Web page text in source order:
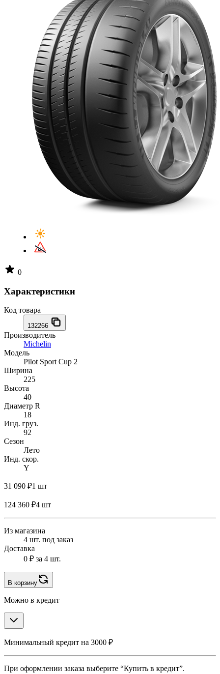
0
Характеристики
Код товара
132266
Производитель
Michelin
Модель
Pilot Sport Cup 2
Ширина
225
Высота
40
Диаметр R
18
Инд. груз.
92
Сезон
Лето
Инд. скор.
Y
31 090 ₽1 шт
124 360 ₽4 шт
Из магазина
4 шт. под заказ
Доставка
0 ₽ за 4 шт.
В корзину
Можно в кредит
Минимальный кредит на 3000 ₽
При оформлении заказа выберите “Купить в кредит”.